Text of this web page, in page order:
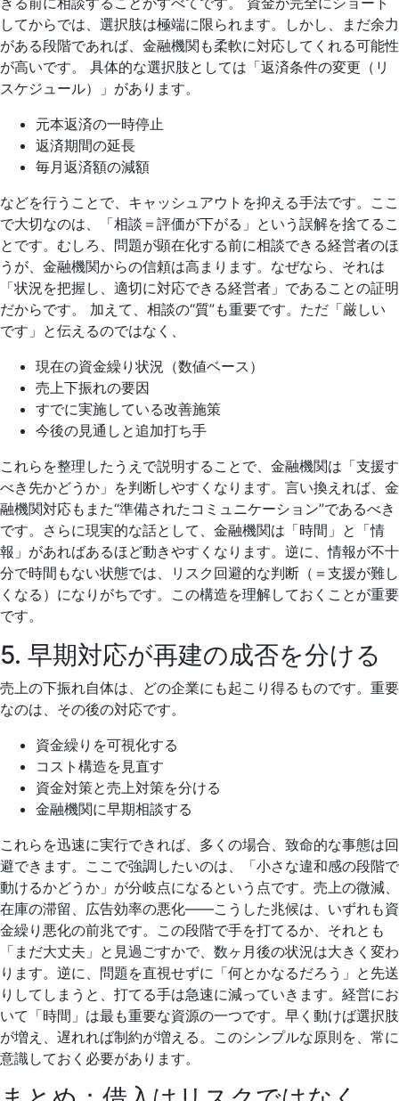
してからでは、選択肢は極端に限られます。しかし、まだ余力
がある段階であれば、金融機関も柔軟に対応してくれる可能性
が高いです。 具体的な選択肢としては「返済条件の変更（リ
スケジュール）」があります。
元本返済の一時停止
返済期間の延長
毎月返済額の減額
などを行うことで、キャッシュアウトを抑える手法です。ここ
で大切なのは、「相談＝評価が下がる」という誤解を捨てるこ
とです。むしろ、問題が顕在化する前に相談できる経営者のほ
うが、金融機関からの信頼は高まります。なぜなら、それは
「状況を把握し、適切に対応できる経営者」であることの証明
だからです。 加えて、相談の“質”も重要です。ただ「厳しい
です」と伝えるのではなく、
現在の資金繰り状況（数値ベース）
売上下振れの要因
すでに実施している改善施策
今後の見通しと追加打ち手
これらを整理したうえで説明することで、金融機関は「支援す
べき先かどうか」を判断しやすくなります。言い換えれば、金
融機関対応もまた“準備されたコミュニケーション”であるべき
です。さらに現実的な話として、金融機関は「時間」と「情
報」があればあるほど動きやすくなります。逆に、情報が不十
分で時間もない状態では、リスク回避的な判断（＝支援が難し
くなる）になりがちです。この構造を理解しておくことが重要
です。
5. 早期対応が再建の成否を分ける
売上の下振れ自体は、どの企業にも起こり得るものです。重要
なのは、その後の対応です。
資金繰りを可視化する
コスト構造を見直す
資金対策と売上対策を分ける
金融機関に早期相談する
これらを迅速に実行できれば、多くの場合、致命的な事態は回
避できます。ここで強調したいのは、「小さな違和感の段階で
動けるかどうか」が分岐点になるという点です。売上の微減、
在庫の滞留、広告効率の悪化——こうした兆候は、いずれも資
金繰り悪化の前兆です。この段階で手を打てるか、それとも
「まだ大丈夫」と見過ごすかで、数ヶ月後の状況は大きく変わ
ります。逆に、問題を直視せずに「何とかなるだろう」と先送
りしてしまうと、打てる手は急速に減っていきます。経営にお
いて「時間」は最も重要な資源の一つです。早く動けば選択肢
が増え、遅れれば制約が増える。このシンプルな原則を、常に
意識しておく必要があります。